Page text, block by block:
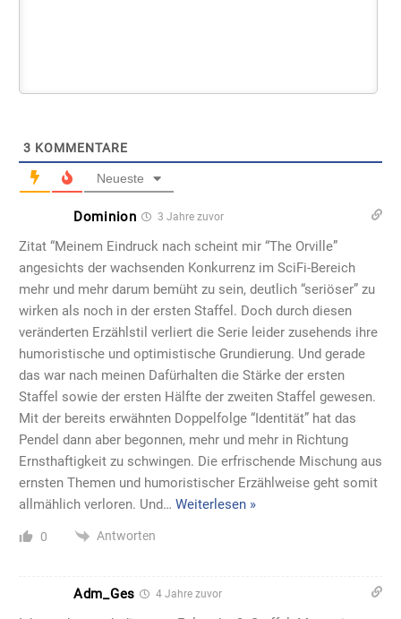
3 KOMMENTARE
Neueste
Dominion 3 Jahre zuvor
Zitat “Meinem Eindruck nach scheint mir “The Orville”
angesichts der wachsenden Konkurrenz im SciFi-Bereich
mehr und mehr darum bemüht zu sein, deutlich “seriöser” zu
wirken als noch in der ersten Staffel. Doch durch diesen
veränderten Erzählstil verliert die Serie leider zusehends ihre
humoristische und optimistische Grundierung. Und gerade
das war nach meinen Dafürhalten die Stärke der ersten
Staffel sowie der ersten Hälfte der zweiten Staffel gewesen.
Mit der bereits erwähnten Doppelfolge “Identität” hat das
Pendel dann aber begonnen, mehr und mehr in Richtung
Ernsthaftigkeit zu schwingen. Die erfrischende Mischung aus
ernsten Themen und humoristischer Erzählweise geht somit
allmählich verloren. Und… Weiterlesen »
0 Antworten
Adm_Ges 4 Jahre zuvor